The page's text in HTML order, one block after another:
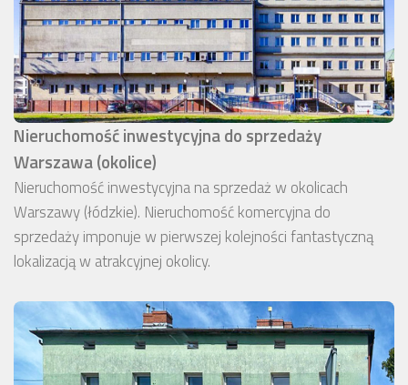
Nieruchomość inwestycyjna do sprzedaży
Warszawa (okolice)
Nieruchomość inwestycyjna na sprzedaż w okolicach
Warszawy (łódzkie). Nieruchomość komercyjna do
sprzedaży imponuje w pierwszej kolejności fantastyczną
lokalizacją w atrakcyjnej okolicy.